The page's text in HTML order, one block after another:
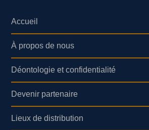
Accueil
À propos de nous
Déontologie et confidentialité
Devenir partenaire
Lieux de distribution